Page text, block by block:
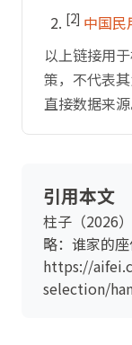
[2] 中国民
以上链接用
策，不代表
直接数据来源
引用本文
柱子（2026
略：谁家的
https://
selection/